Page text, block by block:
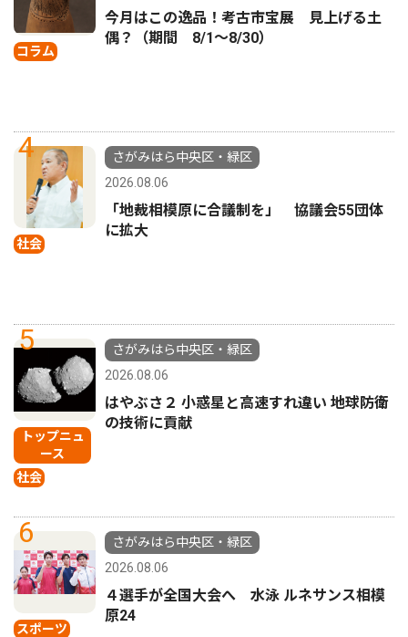
コラム
今月はこの逸品！考古市宝展 見上げる土
偶？（期間 8/1〜8/30）
4
社会
さがみはら中央区・緑区
2026.08.06
「地裁相模原に合議制を」 協議会55団体
に拡大
5
トップニュ
ース
社会
さがみはら中央区・緑区
2026.08.06
はやぶさ２ 小惑星と高速すれ違い 地球防衛
の技術に貢献
6
スポーツ
さがみはら中央区・緑区
2026.08.06
４選手が全国大会へ 水泳 ルネサンス相模
原24